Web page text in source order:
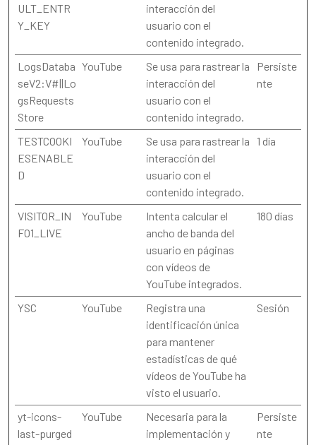
ULT_ENTR
Y_KEY
interacción del
usuario con el
contenido integrado.
LogsDataba
seV2:V#||Lo
gsRequests
Store
YouTube
Se usa para rastrear la
interacción del
usuario con el
contenido integrado.
Persiste
nte
TESTCOOKI
ESENABLE
D
YouTube
Se usa para rastrear la
interacción del
usuario con el
contenido integrado.
1 día
VISITOR_IN
FO1_LIVE
YouTube
Intenta calcular el
ancho de banda del
usuario en páginas
con vídeos de
YouTube integrados.
180 días
YSC YouTube
Registra una
identificación única
para mantener
estadísticas de qué
vídeos de YouTube ha
visto el usuario.
Sesión
yt-icons-
last-purged
YouTube
Necesaria para la
implementación y
Persiste
nte